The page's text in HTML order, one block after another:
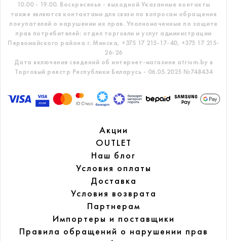
10.00 - 19.00. Воскресенье - выходной Указанные контакты
также являются контактами для связи по вопросам обращения
покупателей о нарушении их прав. Уполномоченные по защите
прав потребителей: отдел торговли и услуг администрации
Первомайского района г. Минска, +375 17 215-17-40, +375 17 215-
26-26
Дата включения сведений об интернет-магазине atrium.by в
Торговый реестр Республики Беларусь - 06.05.2025 №748434
Акции
OUTLET
Наш блог
Условия оплаты
Доставка
Условия возврата
Партнерам
Импортеры и поставщики
Правила обращений о нарушении прав